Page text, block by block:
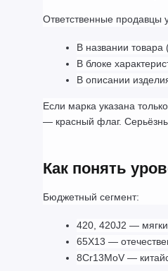
Ответственные продавцы
В названии
В блоке
В описании
Если марка указана
— красный флаг.
Как понять
Бюджетный сегмент:
420, 420J2 —
65Х13 —
8Cr13MoV —